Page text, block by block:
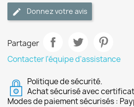
Donnez votre avis
Partager
Contacter l'équipe d'assistance
Politique de sécurité.
Achat sécurisé avec
Modes de paiement sécurisés :